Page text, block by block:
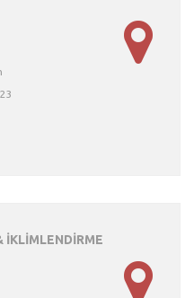
İKLİMLENDİRME